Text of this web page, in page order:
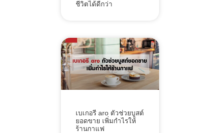
ชีวิตได้ดีกว่า
เบเกอรี aro ตัวช่วยบูสต์
ยอดขาย เพิ่มกำไรให้
ร้านกาแฟ